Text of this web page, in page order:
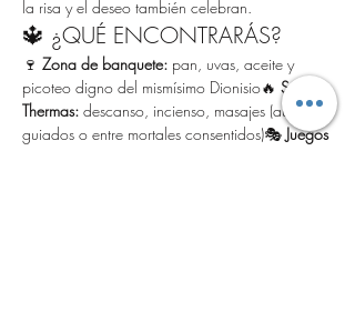
la risa y el deseo también celebran.
🔱 ¿QUÉ ENCONTRARÁS?
🍷 Zona de banquete: pan, uvas, aceite y
picoteo digno del mismísimo Dionisio🔥 Sala
Thermas: descanso, incienso, masajes (auto-
guiados o entre mortales consentidos)🎭 Juegos